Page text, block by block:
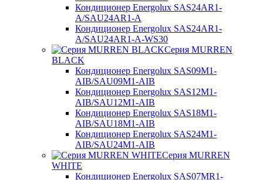
Кондиционер Energolux SAS24AR1-
A/SAU24AR1-A
Кондиционер Energolux SAS24AR1-
A/SAU24AR1-A-WS30
Серия MURREN
BLACK
Кондиционер Energolux SAS09M1-
AIB/SAU09M1-AIB
Кондиционер Energolux SAS12M1-
AIB/SAU12M1-AIB
Кондиционер Energolux SAS18M1-
AIB/SAU18M1-AIB
Кондиционер Energolux SAS24M1-
AIB/SAU24M1-AIB
Серия MURREN
WHITE
Кондиционер Energolux SAS07MR1-